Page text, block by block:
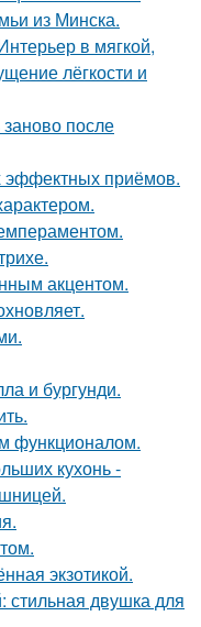
из Минска.
в мягкой,
лёгкости и
после
эффектных приёмов.
акцентом.
и бургунди.
функционалом.
кухонь -
экзотикой.
стильная двушка для